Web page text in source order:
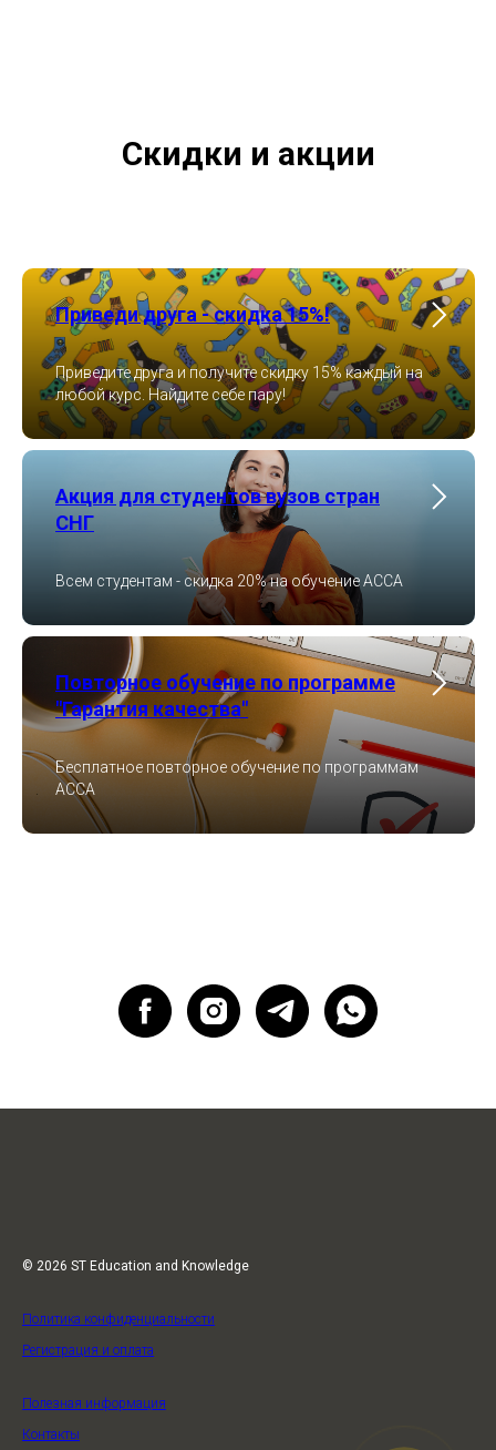
Скидки и акции
Приведи друга - скидка 15%!
Приведите друга и получите скидку 15% каждый на
любой курс. Найдите себе пару!
Акция для студентов вузов стран
СНГ
Всем студентам - скидка 20% на обучение ACCA
Повторное обучение по программе
"Гарантия качества"
Бесплатное повторное обучение по программам
ACCA
© 2026 ST Education and Knowledge
Политика конфиденциальности
Регистрация и оплата
Полезная информация
Контакты